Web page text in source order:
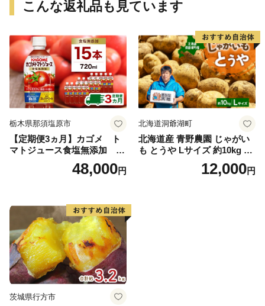
こんな返礼品も見ています
栃木県那須塩原市
【定期便3ヵ月】カゴメ ト
マトジュース食塩無添加 72
0ml PET×15本 1ケース 毎月
届く 3ヵ月 3回コース ns001-
48,000円
北海道洞爺湖町
北海道産 青野農園 じゃがい
も とうや Lサイズ 約10kg 20
26年10月初旬～12月下旬頃お
届け 先行予約 北海道 ジャガ
12,000円
茨城県行方市